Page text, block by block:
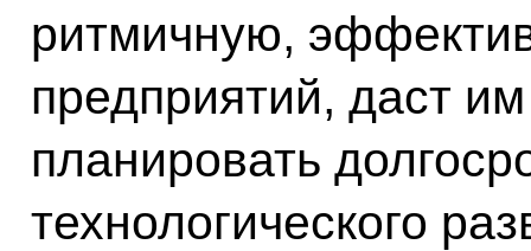
ритмичную,
предприятий, даст
планировать
технологического